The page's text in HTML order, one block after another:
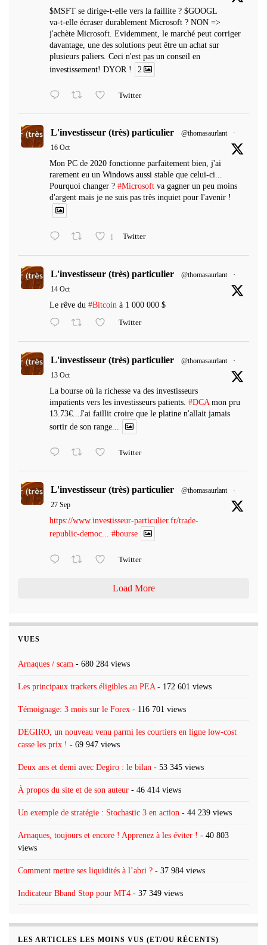
$MSFT se dirige-t-elle vers la faillite ? $GOOGL
va-t-elle écraser durablement Microsoft ? NON =>
j'achète Microsoft. Evidemment, le marché peut corriger
davantage, une des solutions peut être un achat sur
plusieurs paliers. Ceci n'est pas un conseil en
investissement! DYOR !
2
Twitter
L'investisseur (très) particulier @thomasaurlant
·
16 Oct
Mon PC de 2020 fonctionne parfaitement bien, j'ai
rarement eu un Windows aussi stable que celui-ci...
Pourquoi changer ? #Microsoft va gagner un peu moins
d'argent mais je ne suis pas très inquiet pour l'avenir !
1 Twitter
L'investisseur (très) particulier @thomasaurlant
·
14 Oct
Le rêve du #Bitcoin à 1 000 000 $
Twitter
L'investisseur (très) particulier @thomasaurlant
·
13 Oct
La bourse où la richesse va des investisseurs
impatients vers les investisseurs patients. #DCA mon pru
13.73€...J'ai faillit croire que le platine n'allait jamais
sortir de son range...
Twitter
L'investisseur (très) particulier @thomasaurlant
·
27 Sep
https://www.investisseur-particulier.fr/trade-
republic-democ... #bourse
Twitter
Load More
VUES
Arnaques / scam - 680 284 views
Les principaux trackers éligibles au PEA - 172 601 views
Témoignage: 3 mois sur le Forex - 116 701 views
DEGIRO, un nouveau venu parmi les courtiers en ligne low-cost
casse les prix ! - 69 947 views
Deux ans et demi avec Degiro : le bilan - 53 345 views
À propos du site et de son auteur - 46 414 views
Un exemple de stratégie : Stochastic 3 en action - 44 239 views
Arnaques, toujours et encore ! Apprenez à les éviter ! - 40 803
views
Comment mettre ses liquidités à l’abri ? - 37 984 views
Indicateur Bband Stop pour MT4 - 37 349 views
LES ARTICLES LES MOINS VUS (ET/OU RÉCENTS)